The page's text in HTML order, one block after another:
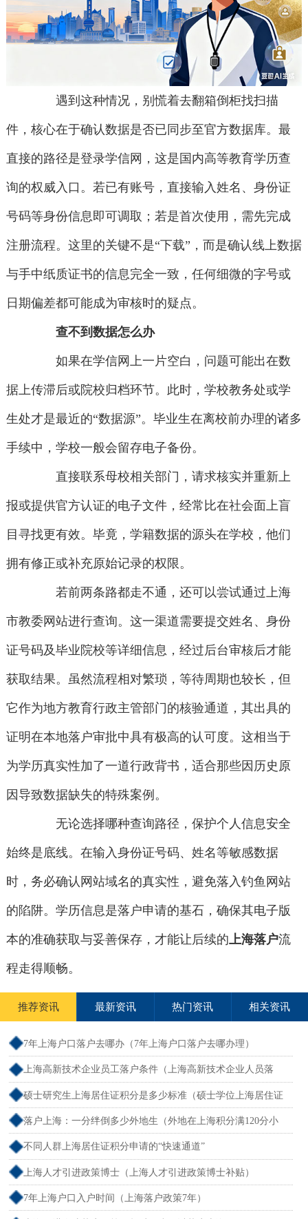
遇到这种情况，别慌着去翻箱倒柜找扫描
件，核心在于确认数据是否已同步至官方数据库。最
直接的路径是登录学信网，这是国内高等教育学历查
询的权威入口。若已有账号，直接输入姓名、身份证
号码等身份信息即可调取；若是首次使用，需先完成
注册流程。这里的关键不是“下载”，而是确认线上数据
与手中纸质证书的信息完全一致，任何细微的字号或
日期偏差都可能成为审核时的疑点。
查不到数据怎么办
如果在学信网上一片空白，问题可能出在数
据上传滞后或院校归档环节。此时，学校教务处或学
生处才是最近的“数据源”。毕业生在离校前办理的诸多
手续中，学校一般会留存电子备份。
直接联系母校相关部门，请求核实并重新上
报或提供官方认证的电子文件，经常比在社会面上盲
目寻找更有效。毕竟，学籍数据的源头在学校，他们
拥有修正或补充原始记录的权限。
若前两条路都走不通，还可以尝试通过上海
市教委网站进行查询。这一渠道需要提交姓名、身份
证号码及毕业院校等详细信息，经过后台审核后才能
获取结果。虽然流程相对繁琐，等待周期也较长，但
它作为地方教育行政主管部门的核验通道，其出具的
证明在本地落户审批中具有极高的认可度。这相当于
为学历真实性加了一道行政背书，适合那些因历史原
因导致数据缺失的特殊案例。
无论选择哪种查询路径，保护个人信息安全
始终是底线。在输入身份证号码、姓名等敏感数据
时，务必确认网站域名的真实性，避免落入钓鱼网站
的陷阱。学历信息是落户申请的基石，确保其电子版
本的准确获取与妥善保存，才能让后续的上海落户流
程走得顺畅。
推荐资讯 最新资讯 热门资讯 相关资讯
7年上海户口落户去哪办（7年上海户口落户去哪办理）
上海高新技术企业员工落户条件（上海高新技术企业人员落
户）
硕士研究生上海居住证积分是多少标准（硕士学位上海居住证
积分）
落户上海：一分绊倒多少外地生（外地在上海积分满120分小
孩可以考上海大学吗）
不同人群上海居住证积分申请的“快速通道”
上海人才引进政策博士（上海人才引进政策博士补贴）
7年上海户口入户时间（上海落户政策7年）